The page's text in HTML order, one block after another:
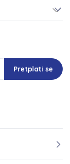
Pretplati se